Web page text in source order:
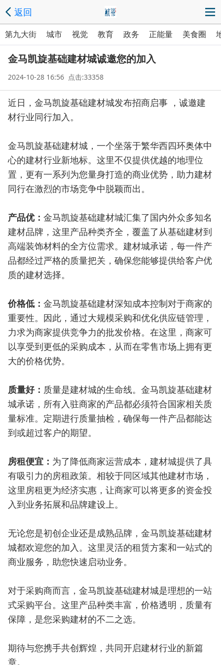
返回
第九大街 城市 视觉 教育 政务 正能量 美食圈
金马凯旋基础建材城诚邀您的加入
2024-10-28 16:56 点击:33358
近日，金马凯旋基础建材城发布招商启事 ，诚邀建
材行业同行加入。
金马凯旋基础建材城，一个坐落于繁华西四环奥体中
心的建材行业新地标。这里不仅提供优越的地理位
置，更有一系列为您量身打造的商业优势，助力建材
同行在激烈的市场竞争中脱颖而出。
产品优： 金马凯旋基础建材城汇集了国内外众多知名
建材品牌，这里产品种类齐全，覆盖了从基础建材到
高端装饰材料的全方位需求。建材城承诺，每一件产
品都经过严格的质量把关，确保您能够提供给客户优
质的建材选择。
价格低： 金马凯旋基础建材深知成本控制对于商家的
重要性。因此，通过大规模采购和优化供应链管理，
力求为商家提供竞争力的批发价格。在这里，商家可
以享受到更低的采购成本，从而在零售市场上拥有更
大的价格优势。
质量好： 质量是建材城的生命线。金马凯旋基础建材
城承诺，所有入驻商家的产品都必须符合国家相关质
量标准。定期进行质量抽检，确保每一件产品都能达
到或超过客户的期望。
房租便宜： 为了降低商家运营成本，建材城提供了具
有吸引力的房租政策。相较于同区域其他建材市场，
这里房租更为经济实惠，让商家可以将更多的资金投
入到业务拓展和品牌建设上。
无论您是初创企业还是成熟品牌，金马凯旋基础建材
城都欢迎您的加入。这里灵活的租赁方案和一站式的
商业服务，助您快速启动业务。
对于采购商而言，金马凯旋基础建材城是理想的一站
式采购平台。这里产品种类丰富，价格透明，质量有
保障，是您采购建材的不二之选。
期待与您携手共创辉煌，共同开启建材行业的新篇
章。